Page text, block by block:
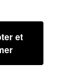
et